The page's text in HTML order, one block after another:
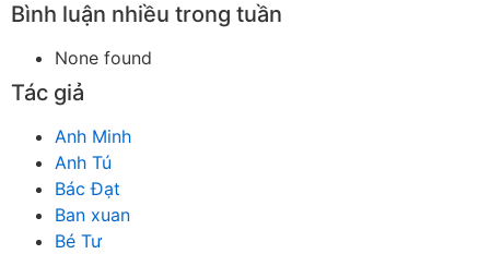
Bình luận nhiều trong tuần
None found
Tác giả
Anh Minh
Anh Tú
Bác Đạt
Ban xuan
Bé Tư